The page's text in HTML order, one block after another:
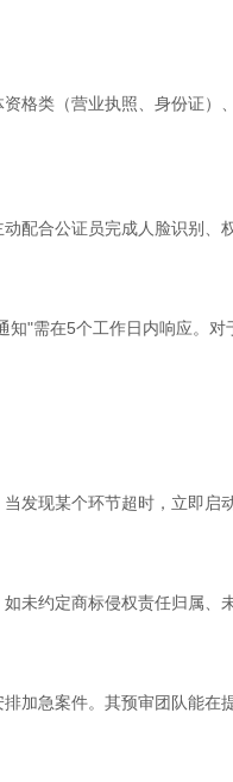
格类（营业执照、身份证
配合公证员完成人脸识别
"需在5个工作日内响应。
发现某个环节超时，立即
未约定商标侵权责任归属
加急案件。其预审团队能